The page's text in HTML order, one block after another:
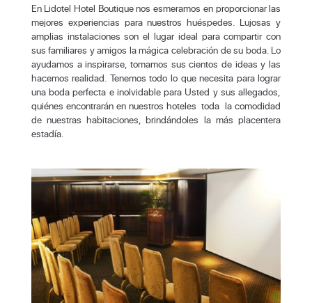
En Lidotel Hotel Boutique nos esmeramos en proporcionar las
mejores experiencias para nuestros huéspedes. Lujosas y
amplias instalaciones son el lugar ideal para compartir con
sus familiares y amigos la mágica celebración de su boda. Lo
ayudamos a inspirarse, tomamos sus cientos de ideas y las
hacemos realidad. Tenemos todo lo que necesita para lograr
una boda perfecta e inolvidable para Usted y sus allegados,
quiénes encontrarán en nuestros hoteles toda la comodidad
de nuestras habitaciones, brindándoles la más placentera
estadía.